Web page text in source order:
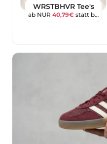
WRSTBHVR Tee's
ab NUR 40,79€statt bis